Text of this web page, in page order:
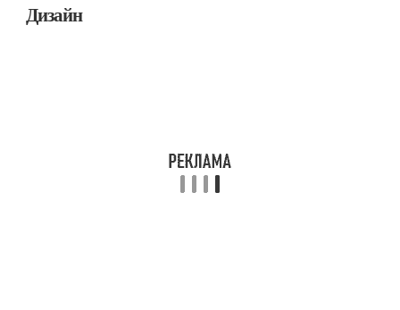
Дизайн